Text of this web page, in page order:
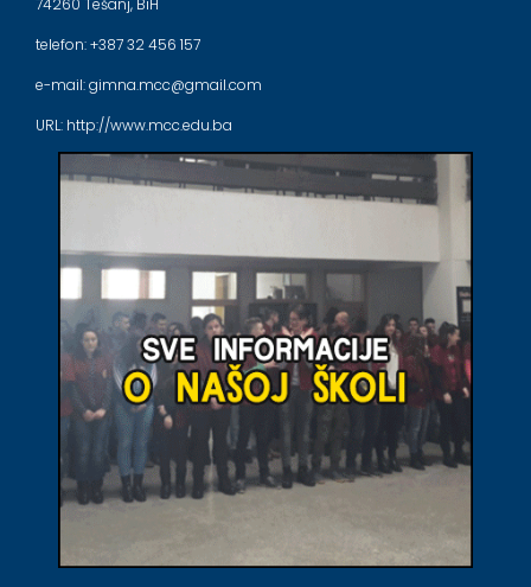
telefon: +387 32 456 157
e-mail: gimna.mcc@gmail.com
URL: http://www.mcc.edu.ba